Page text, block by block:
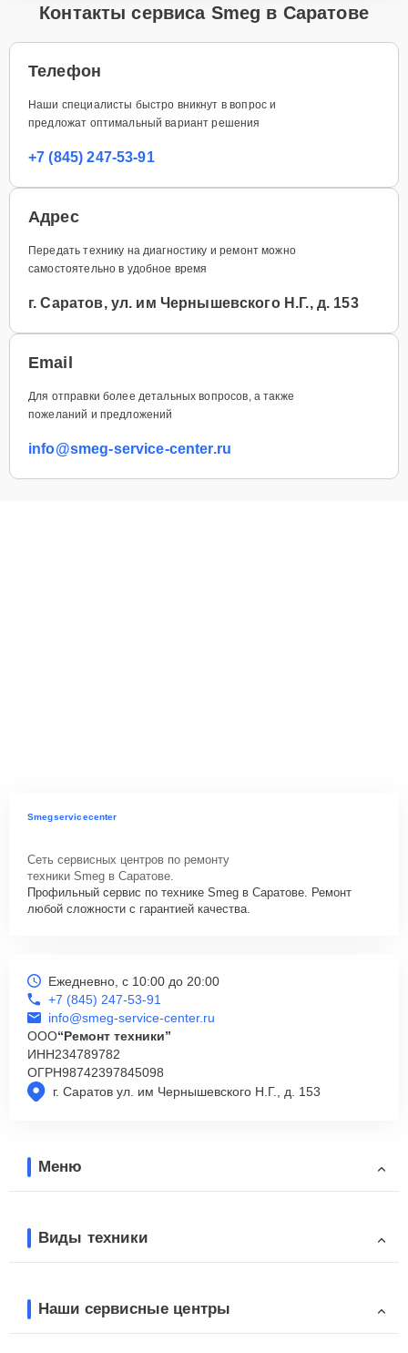
Контакты сервиса Smeg в Саратове
Телефон
Наши специалисты быстро вникнут в вопрос и
предложат оптимальный вариант решения
+7 (845) 247-53-91
Адрес
Передать технику на диагностику и ремонт можно
самостоятельно в удобное время
г. Саратов, ул. им Чернышевского Н.Г., д. 153
Email
Для отправки более детальных вопросов, а также
пожеланий и предложений
info@smeg-service-center.ru
Smegservicecenter
Сеть сервисных центров по ремонту
техники Smeg в Саратове.
Профильный сервис по технике Smeg в Саратове. Ремонт
любой сложности с гарантией качества.
г. Саратов ул. им Чернышевского Н.Г., д. 153
Ежедневно, с 10:00 до 20:00
+7 (845) 247-53-91
info@smeg-service-center.ru
ООО“Ремонт техники”
ИНН234789782
ОГРН98742397845098
Меню
Виды техники
Наши сервисные центры